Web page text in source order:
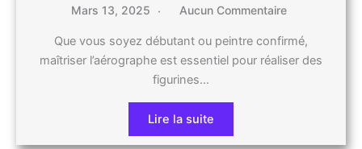
Mars 13, 2025 Aucun Commentaire
Que vous soyez débutant ou peintre confirmé,
maîtriser l’aérographe est essentiel pour réaliser des
figurines…
Lire la suite